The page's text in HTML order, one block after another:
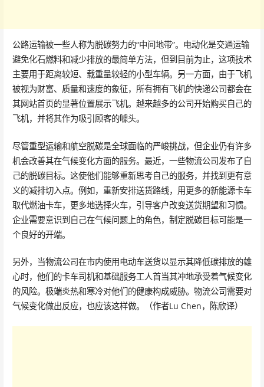
公路运输被一些人称为脱碳努力的“中间地带”。电动化是交通运输
避免化石燃料和减少排放的最简单方法，但到目前为止，这项技术
主要用于距离较短、载重量较轻的小型车辆。另一方面，由于飞机
被视为财富、质量和速度的象征，所有拥有飞机的快递公司都会在
其网站首页的显著位置展示飞机。越来越多的公司开始购买自己的
飞机，并将其作为吸引顾客的噱头。
尽管重型运输和航空脱碳是全球面临的严峻挑战，但企业仍有许多
机会改善其在气候变化方面的服务。最近，一些物流公司发布了自
己的脱碳目标。这使他们能够重新思考自己的服务，并找到更有意
义的减排切入点。例如，重新安排送货路线，用更多的新能源卡车
取代燃油卡车，更多地选择火车，引导客户改变送货期望和习惯。
企业需要意识到自己在气候问题上的角色，制定脱碳目标可能是一
个良好的开端。
另外，当物流公司在市内使用电动车送货以显示其降低碳排放的雄
心时，他们的卡车司机和基础服务工人首当其冲地承受着气候变化
的风险。极端炎热和寒冷对他们的健康构成威胁。物流公司需要对
气候变化做出反应，也应该这样做。（作者Lu Chen，陈欣译）